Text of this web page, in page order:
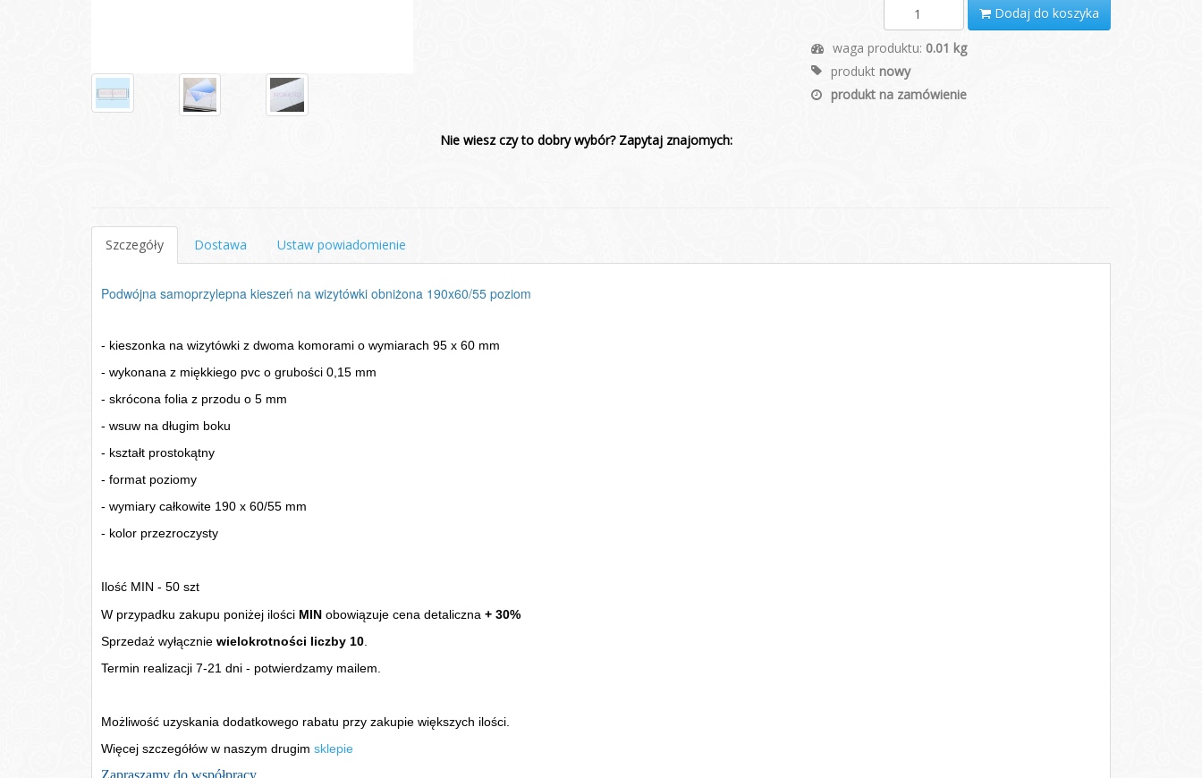
Dodaj do koszyka
waga produktu: 0.01 kg
produkt nowy
produkt na zamówienie
Nie wiesz czy to dobry wybór? Zapytaj znajomych:
Szczegóły Dostawa Ustaw powiadomienie
Podwójna samoprzylepna kieszeń na wizytówki obniżona 190x60/55 poziom
- kieszonka na wizytówki z dwoma komorami o wymiarach 95 x 60 mm
- wykonana z miękkiego pvc o grubości 0,15 mm
- skrócona folia z przodu o 5 mm
- wsuw na długim boku
- kształt prostokątny
- format poziomy
- wymiary całkowite 190 x 60/55 mm
- kolor przezroczysty
Ilość MIN - 50 szt
W przypadku zakupu poniżej ilości MIN obowiązuje cena detaliczna + 30%
Sprzedaż wyłącznie wielokrotności liczby 10
Termin realizacji 7-21 dni - potwierdzamy mailem.
Możliwość uzyskania dodatkowego rabatu przy zakupie większych ilości.
Więcej szczegółów w naszym drugim sklepie
Zapraszamy do współpracy